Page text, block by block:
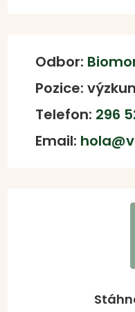
Odbor:
Pozice:
Telefon: 296
Email: